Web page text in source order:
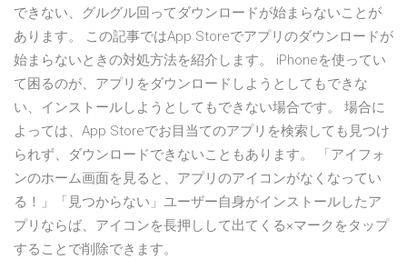
できない、グルグル回ってダウンロードが始まらないことが
あります。 この記事ではApp Storeでアプリのダウンロードが
始まらないときの対処方法を紹介します。 iPhoneを使ってい
て困るのが、アプリをダウンロードしようとしてもできな
い、インストールしようとしてもできない場合です。 場合に
よっては、App Storeでお目当てのアプリを検索しても見つけ
られず、ダウンロードできないこともあります。 「アイフォ
ンのホーム画面を見ると、アプリのアイコンがなくなってい
る！」「見つからない」ユーザー自身がインストールしたア
プリならば、アイコンを長押しして出てくる×マークをタップ
することで削除できます。